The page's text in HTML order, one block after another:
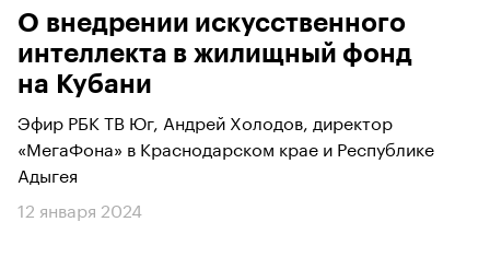
О внедрении искусственного
интеллекта в жилищный фонд
на Кубани
Эфир РБК ТВ Юг, Андрей Холодов, директор
«МегаФона» в Краснодарском крае и Республике
Адыгея
12 января 2024